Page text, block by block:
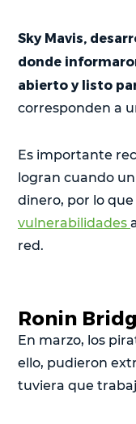
Sky Mavis,
donde
abierto y listo
corresponden a
Es importante
logran cuando
dinero, por lo
vulnerabilidades
red.
Ronin
En marzo, los
ello, pudieron
tuviera que